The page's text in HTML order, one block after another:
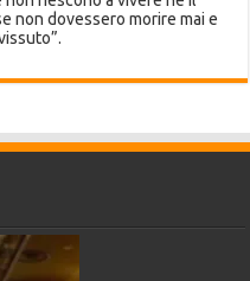
non dovessero morire mai e